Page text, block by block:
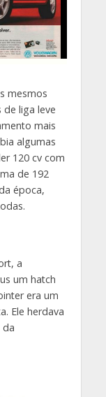
mesmos
liga leve
mais
algumas
120 cv com
de 192
época,
a
um hatch
era um
Ele herdava
da